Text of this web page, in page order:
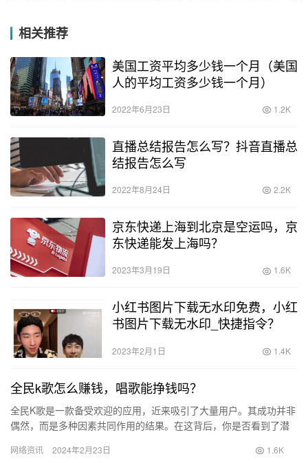
相关推荐
美国工资平均多少钱一个月（美国
人的平均工资多少钱一个月）
2022年6月23日 1.2K
直播总结报告怎么写？抖音直播总
结报告怎么写
2022年8月24日 2.2K
京东快递上海到北京是空运吗，京
东快递能发上海吗？
2023年3月19日 1.6K
小红书图片下载无水印免费，小红
书图片下载无水印_快捷指令？
2023年2月1日 1.4K
全民k歌怎么赚钱，唱歌能挣钱吗？
全民K歌是一款备受欢迎的应用，近来吸引了大量用户。其成功并非
偶然，而是多种因素共同作用的结果。在这背后，你是否看到了潜
重…
网络资讯 2024年2月23日 1.6K